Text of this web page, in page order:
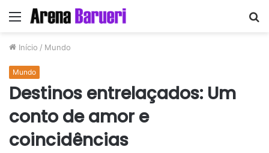
Menu
Início / Mundo
Mundo
Destinos entrelaçados: Um
conto de amor e
coincidências